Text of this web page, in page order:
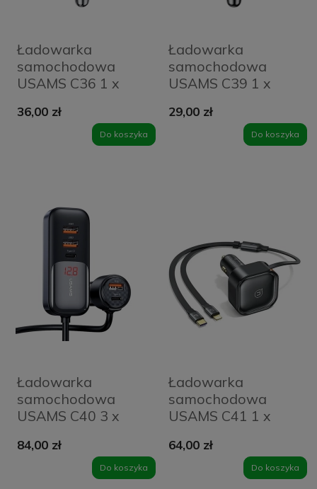
Ładowarka
samochodowa
USAMS C36 1 x
95 W Czarna -
36,00 zł
Do koszyka
Ładowarka
samochodowa
USAMS C39 1 x
60 W Czarna -
29,00 zł
Do koszyka
Ładowarka
samochodowa
USAMS C40 3 x
165 W Czarna -
84,00 zł
Do koszyka
Ładowarka
samochodowa
USAMS C41 1 x
Lightning 30 W
Czarna - Black
64,00 zł
Do koszyka